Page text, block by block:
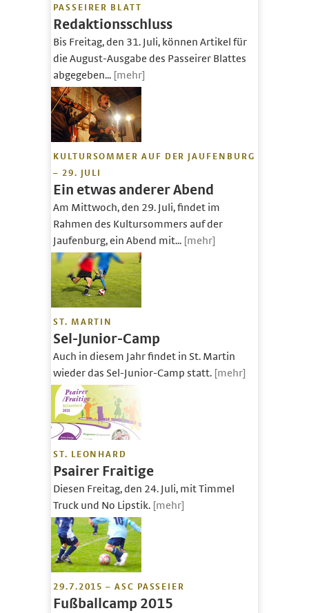
PASSEIRER BLATT
Redaktionsschluss
Bis Freitag, den 31. Juli, können Artikel für
die August-Ausgabe des Passeirer Blattes
abgegeben... [mehr]
KULTURSOMMER AUF DER JAUFENBURG
– 29. JULI
Ein etwas anderer Abend
Am Mittwoch, den 29. Juli, findet im
Rahmen des Kultursommers auf der
Jaufenburg, ein Abend mit... [mehr]
ST. MARTIN
Sel-Junior-Camp
Auch in diesem Jahr findet in St. Martin
wieder das Sel-Junior-Camp statt. [mehr]
ST. LEONHARD
Psairer Fraitige
Diesen Freitag, den 24. Juli, mit Timmel
Truck und No Lipstik. [mehr]
29.7.2015 – ASC PASSEIER
Fußballcamp 2015